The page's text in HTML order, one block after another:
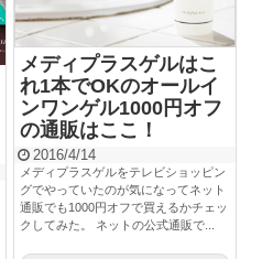
メディプラスゲルはこ
れ1本でOKのオールイ
ンワンゲル1000円オフ
の通販はここ！
2016/4/14
メディプラスゲルをテレビショッピン
グでやっていたのが気になってネット
通販でも1000円オフで買えるかチェッ
クしてみた。 ネットの公式通販で...